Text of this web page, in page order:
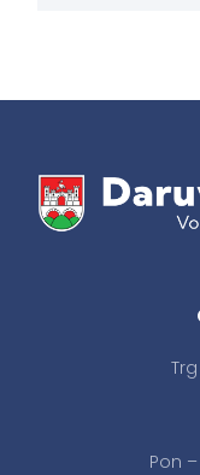
Pon